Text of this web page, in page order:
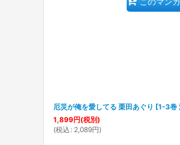
厄災が俺を愛してる 栗田あぐり [1-3巻
1,899円(税別)
(税込 : 2,089円)